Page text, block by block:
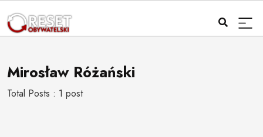
Mirosław Różański
Total Posts : 1 post